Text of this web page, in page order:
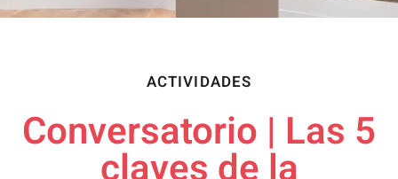
ACTIVIDADES
Conversatorio | Las 5